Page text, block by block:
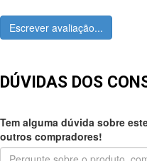
Escrever avaliação...
DÚVIDAS DOS
Tem alguma dúvida sobre
outros compradores!